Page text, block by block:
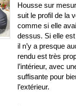
Housse sur
suit le profil de la
comme si elle
dessus. Si elle
il n’y a presque
rendu est très
l’intérieur, avec
suffisante pour
l’extérieur.